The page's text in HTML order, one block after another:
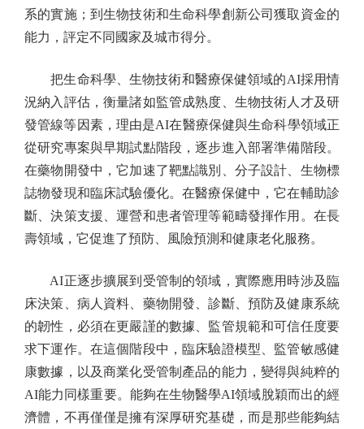
系的實施；到生物技術和生命科學創新公司獲取資金的
能力，評定不同國家及城市得分。
把生命科學、生物技術和醫療保健領域的AI採用情
況納入評估，衡量諸如監管成熟度、生物技術人才及研
發管線等因素，理由是AI在醫療保健與生命科學領域正
從研究專案與早期試點階段，逐步進入部署準備階段。
在藥物開發中，它加速了靶點識別、分子設計、生物標
誌物發現和臨床試驗優化。在醫療保健中，它在輔助診
斷、決策支援、運營和患者管理等範疇發揮作用。在長
壽領域，它促進了預防、風險預測和健康老化服務。
AI正逐步擴展到受管制的領域，實際應用時涉及臨
床決策、病人資料、藥物開發、診斷、預防及健康系統
的韌性，必須在更嚴謹的數據、監管規範和可信任度要
求下運作。在這個階段中，臨床驗證模型、監管敏感健
康數據，以及商業化受管制產品的能力，變得與純粹的
AI能力同樣重要。能夠在生物醫學AI領域脫穎而出的經
濟體，不再僅僅是擁有深厚研究基礎，而是那些能夠結